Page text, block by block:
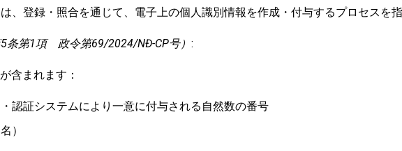
、登録・照合を通じて、電子上の個人識別情報を作成・付与するプロセスを指
5条第1項 政令第69/2024/NĐ-CP号） :
含まれます：
認証システムにより一意に付与される自然数の番号
）